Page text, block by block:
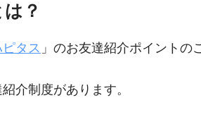
？
タス 」のお友達紹介ポイントの
介制度があります。